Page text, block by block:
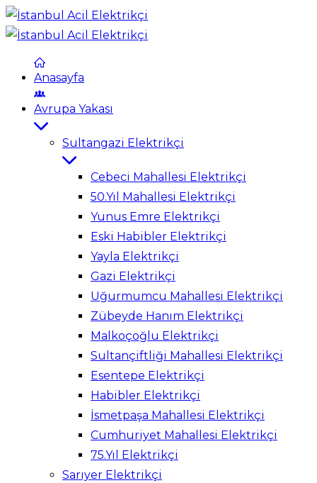
Anasayfa
Avrupa Yakası
Sultangazi Elektrikçi
Cebeci Mahallesi Elektrikçi
50.Yıl Mahallesi Elektrikçi
Yunus Emre Elektrikçi
Eski Habibler Elektrikçi
Yayla Elektrikçi
Gazi Elektrikçi
Uğurmumcu Mahallesi Elektrikçi
Zübeyde Hanım Elektrikçi
Malkoçoğlu Elektrikçi
Sultançiftliği Mahallesi Elektrikçi
Esentepe Elektrikçi
Habibler Elektrikçi
İsmetpaşa Mahallesi Elektrikçi
Cumhuriyet Mahallesi Elektrikçi
75.Yıl Elektrikçi
Sarıyer Elektrikçi